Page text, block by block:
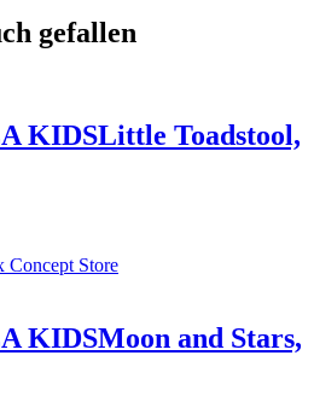
gefallen
KIDSLittle Toadstool,
Concept Store
KIDSMoon and Stars,